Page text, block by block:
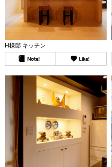
H様邸 キッチン